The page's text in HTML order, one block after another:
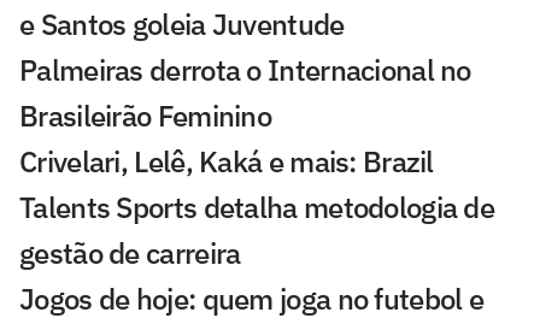
e Santos goleia Juventude
Palmeiras derrota o Internacional no
Brasileirão Feminino
Crivelari, Lelê, Kaká e mais: Brazil
Talents Sports detalha metodologia de
gestão de carreira
Jogos de hoje: quem joga no futebol e